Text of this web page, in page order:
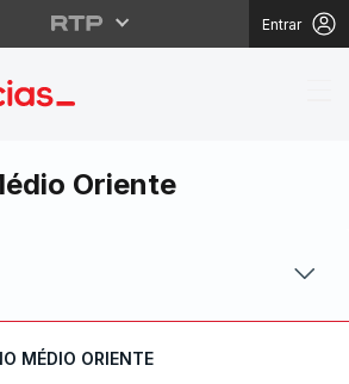
Entrar
paz de
Oriente
MÉDIO ORIENTE